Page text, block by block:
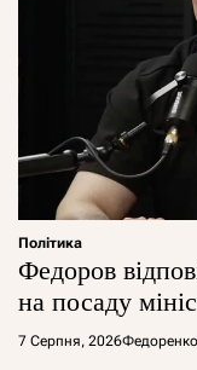
Політика
Федоров
на посаду
7 Серпня, 2026